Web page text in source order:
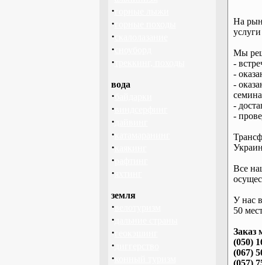
·
·
·
·
·
вода
·
·
·
·
·
·
·
земля
·
·
·
·
·
На
Мы
-
-
-
-
-
Все
У нас
50
Заказ
(050)
(067)
(057)